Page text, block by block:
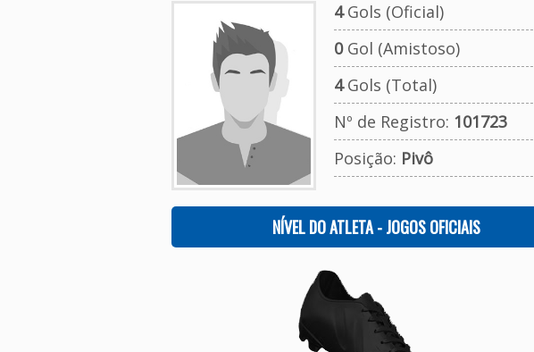
4Gols (Oficial)
0Gol (Amistoso)
4Gols (Total)
Nº de Registro: 101723
Posição: Pivô
NÍVEL DO ATLETA - JOGOS OFICIAIS